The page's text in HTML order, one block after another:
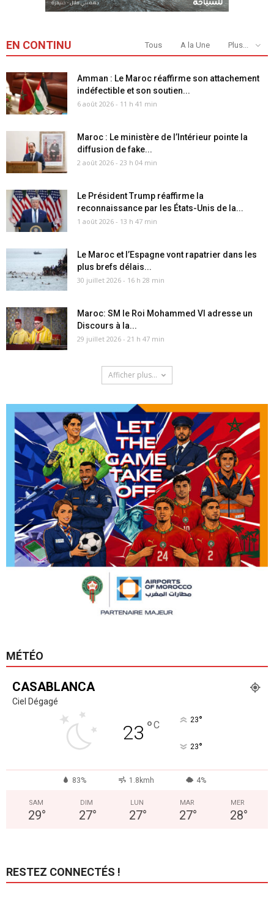
EN CONTINU Tous A la Une Plus...
Amman : Le Maroc réaffirme son attachement
indéfectible et son soutien...
6 août 2026 - 11 h 41 min
Maroc : Le ministère de l’Intérieur pointe la
diffusion de fake...
2 août 2026 - 23 h 04 min
Le Président Trump réaffirme la
reconnaissance par les États-Unis de la...
1 août 2026 - 13 h 47 min
Le Maroc et l’Espagne vont rapatrier dans les
plus brefs délais...
30 juillet 2026 - 16 h 28 min
Maroc: SM le Roi Mohammed VI adresse un
Discours à la...
29 juillet 2026 - 21 h 47 min
Afficher plus...
MÉTÉO
CASABLANCA
Ciel Dégagé
23 °C 23°
23°
83% 1.8kmh 4%
SAM
29°
DIM
27°
LUN
27°
MAR
27°
MER
28°
RESTEZ CONNECTÉS !